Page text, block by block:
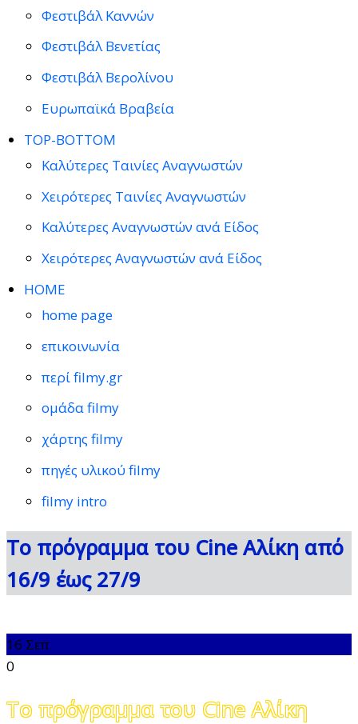
Φεστιβάλ Καννών
Φεστιβάλ Βενετίας
Φεστιβάλ Βερολίνου
Ευρωπαϊκά Βραβεία
TOP-BOTTOM
Καλύτερες Ταινίες Αναγνωστών
Χειρότερες Ταινίες Αναγνωστών
Καλύτερες Αναγνωστών ανά Είδος
Χειρότερες Αναγνωστών ανά Είδος
HOME
home page
επικοινωνία
περί filmy.gr
ομάδα filmy
χάρτης filmy
πηγές υλικού filmy
filmy intro
Το πρόγραμμα του Cine Αλίκη από
16/9 έως 27/9
16 Σεπ
0
Το πρόγραμμα του Cine Αλίκη